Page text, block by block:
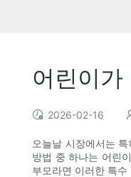
어린이
2026-02-16
오늘날 시장에서는
방법 중 하나는 어린
부모라면 이러한 특